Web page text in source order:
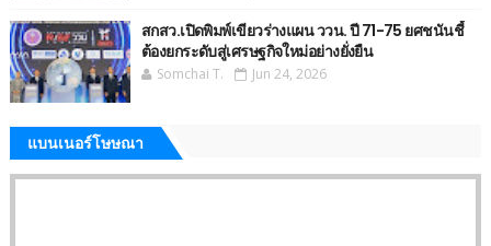
สกสว.เปิดพิมพ์เขียวร่างแผน ววน. ปี 71-75 ยศชนันชี้
ต้องยกระดับสู่เศรษฐกิจใหม่อย่างยั่งยืน
Somchai T. Jun 24, 2026
แบนเนอร์โษษณา